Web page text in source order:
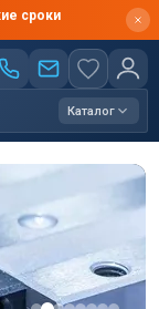
сроки
Каталог